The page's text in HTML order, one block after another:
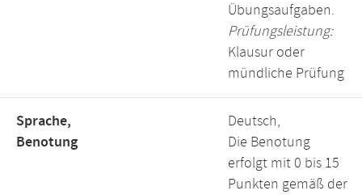
Übungsaufgaben.
Prüfungsleistung:
Klausur oder
mündliche Prüfung
Sprache,
Benotung
Deutsch,
Die Benotung
erfolgt mit 0 bis 15
Punkten gemäß der